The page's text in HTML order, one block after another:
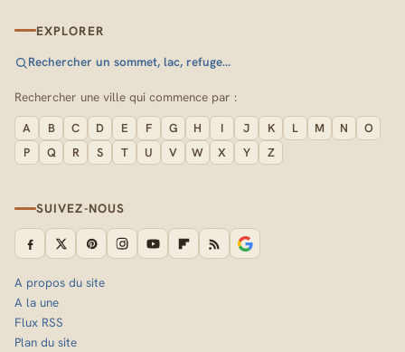
EXPLORER
Rechercher un sommet, lac, refuge…
Rechercher une ville qui commence par :
A B C D E F G H I J K L M N
O
P
Q R S T U V W X Y Z
SUIVEZ-NOUS
A propos du site
A la une
Flux RSS
Plan du site